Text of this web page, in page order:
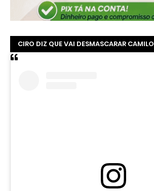
CIRO DIZ QUE VAI DESMASCARAR CAMILO